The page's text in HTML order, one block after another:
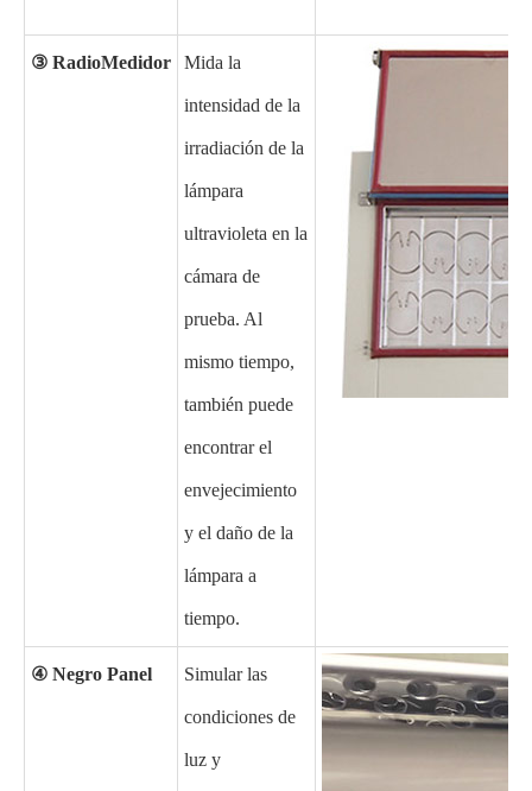
③ RadioMedidor Mida la
intensidad de la
irradiación de la
lámpara
ultravioleta en la
cámara de
prueba. Al
mismo tiempo,
también puede
encontrar el
envejecimiento
y el daño de la
lámpara a
tiempo.
④ Negro Panel Simular las
condiciones de
luz y